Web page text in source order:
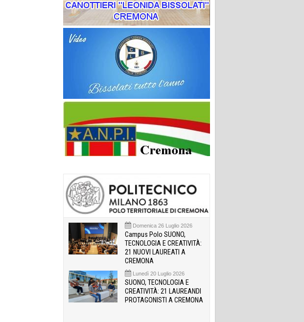
Domenica 26 Luglio 2026
Campus Polo SUONO,
TECNOLOGIA E CREATIVITÀ:
21 NUOVI LAUREATI A
CREMONA
Lunedì 20 Luglio 2026
SUONO, TECNOLOGIA E
CREATIVITÀ: 21 LAUREANDI
PROTAGONISTI A CREMONA